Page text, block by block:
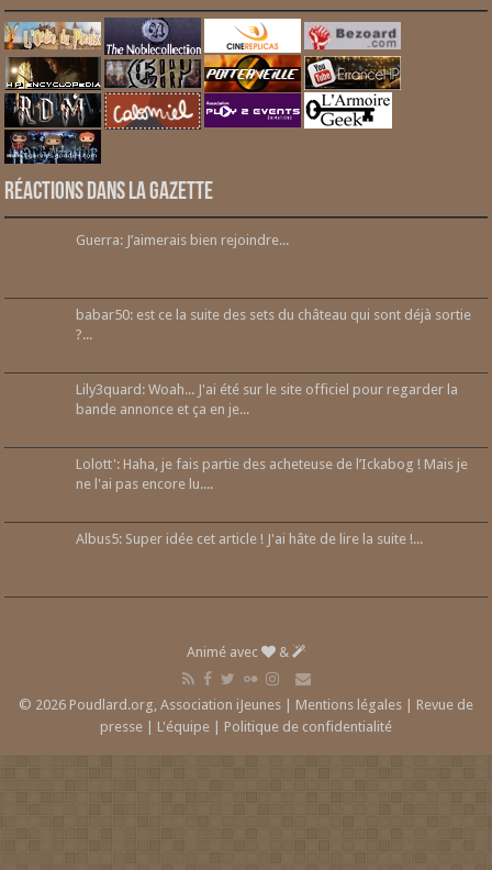
Réactions dans la gazette
Guerra: J’aimerais bien rejoindre...
babar50: est ce la suite des sets du château qui sont déjà sortie
?...
Lily3quard: Woah... J'ai été sur le site officiel pour regarder la
bande annonce et ça en je...
Lolott': Haha, je fais partie des acheteuse de l’Ickabog ! Mais je
ne l'ai pas encore lu....
Albus5: Super idée cet article ! J'ai hâte de lire la suite !...
Animé avec &
© 2026 Poudlard.org, Association iJeunes | Mentions légales | Revue de
presse | L'équipe | Politique de confidentialité